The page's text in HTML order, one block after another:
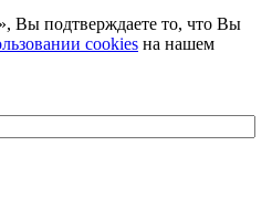
Вы подтверждаете то, что Вы
cookies на нашем